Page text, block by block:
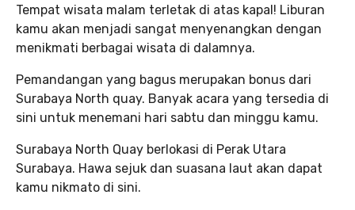
Tempat wisata malam terletak di atas kapal! Liburan
kamu akan menjadi sangat menyenangkan dengan
menikmati berbagai wisata di dalamnya.
Pemandangan yang bagus merupakan bonus dari
Surabaya North quay. Banyak acara yang tersedia di
sini untuk menemani hari sabtu dan minggu kamu.
Surabaya North Quay berlokasi di Perak Utara
Surabaya. Hawa sejuk dan suasana laut akan dapat
kamu nikmato di sini.